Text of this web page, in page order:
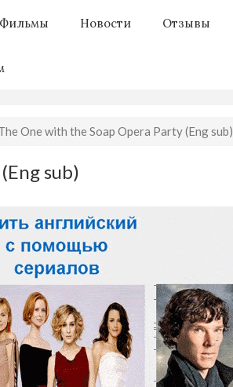
Фильмы Новости Отзывы
One with the Soap Opera Party (Eng sub)
sub)